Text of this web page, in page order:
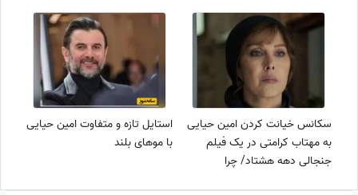
خیانته، فردا همسرم چه فکری در
مورد من میکنه+ ویدئو
سکانس خیانت کردن امین حیایی
به مهتاب کرامتی در یک فیلم
جنجالی دهه هشتاد/ چرا
استایل تازه و متفاوت امین حیایی
با موهای بلند